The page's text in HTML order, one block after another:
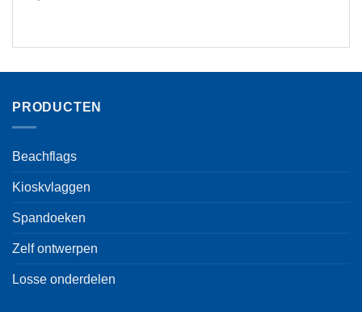
Deze
PRODUCTEN
Beachflags
Kioskvlaggen
Spandoeken
Zelf ontwerpen
Losse onderdelen